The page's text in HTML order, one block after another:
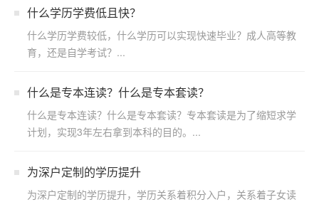
什么学历学费低且快？
什么学历学费较低，什么学历可以实现快速毕业？成人高等教
育，还是自学考试？...
什么是专本连读？什么是专本套读？
什么是专本连读？什么是专本套读？专本套读是为了缩短求学
计划，实现3年左右拿到本科的目的。...
为深户定制的学历提升
为深户定制的学历提升，学历关系着积分入户，关系着子女读